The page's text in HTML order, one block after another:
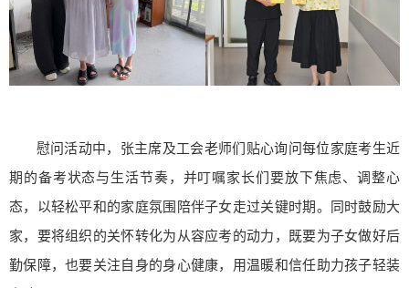
慰问活动中，张主席及工会老师们贴心询问每位家庭考生近
期的备考状态与生活节奏，并叮嘱家长们要放下焦虑、调整心
态，以轻松平和的家庭氛围陪伴子女走过关键时期。同时鼓励大
家，要将组织的关怀转化为从容应考的动力，既要为子女做好后
勤保障，也要关注自身的身心健康，用温暖和信任助力孩子轻装